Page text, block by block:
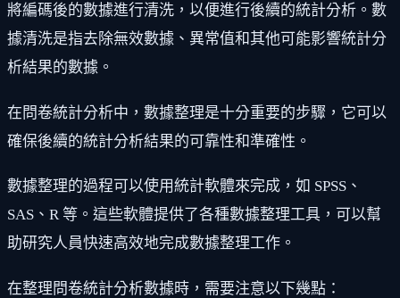
將編碼後的數據進行清洗，以便進行後續的統計分析。數
據清洗是指去除無效數據、異常值和其他可能影響統計分
析結果的數據。
在問卷統計分析中，數據整理是十分重要的步驟，它可以
確保後續的統計分析結果的可靠性和準確性。
數據整理的過程可以使用統計軟體來完成，如 SPSS、
SAS、R 等。這些軟體提供了各種數據整理工具，可以幫
助研究人員快速高效地完成數據整理工作。
在整理問卷統計分析數據時，需要注意以下幾點：